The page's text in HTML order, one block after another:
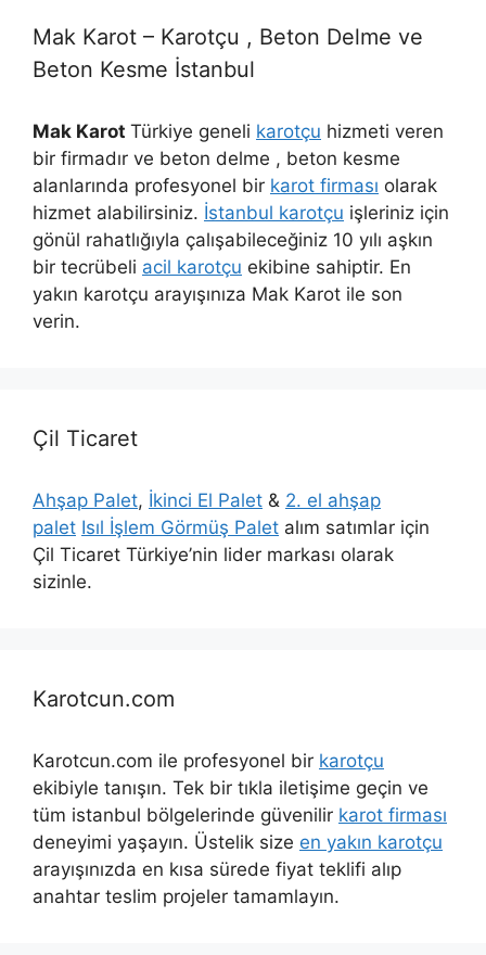
Mak Karot – Karotçu , Beton Delme ve
Beton Kesme İstanbul
Mak Karot Türkiye geneli karotçu hizmeti veren
bir firmadır ve beton delme , beton kesme
alanlarında profesyonel bir karot firması olarak
hizmet alabilirsiniz. İstanbul karotçu işleriniz için
gönül rahatlığıyla çalışabileceğiniz 10 yılı aşkın
bir tecrübeli acil karotçu ekibine sahiptir. En
yakın karotçu arayışınıza Mak Karot ile son
verin.
Çil Ticaret
Ahşap Palet, İkinci El Palet & 2. el ahşap
palet Isıl İşlem Görmüş Palet alım satımlar için
Çil Ticaret Türkiye’nin lider markası olarak
sizinle.
Karotcun.com
Karotcun.com ile profesyonel bir karotçu
ekibiyle tanışın. Tek bir tıkla iletişime geçin ve
tüm istanbul bölgelerinde güvenilir karot firması
deneyimi yaşayın. Üstelik size en yakın karotçu
arayışınızda en kısa sürede fiyat teklifi alıp
anahtar teslim projeler tamamlayın.